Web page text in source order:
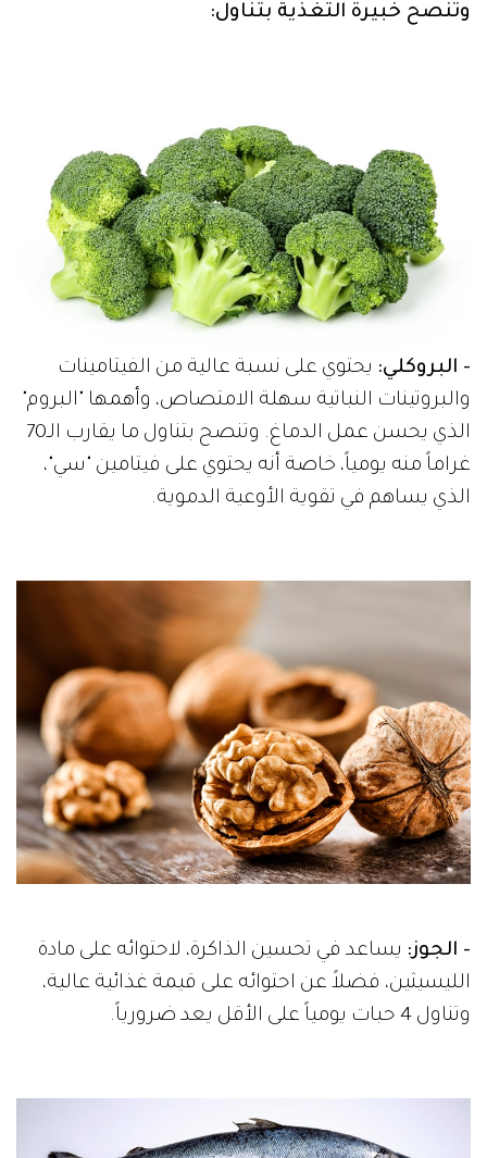
وتنصح خبيرة التغذية بتناول:
- البروكلي: يحتوي على نسبة عالية من الفيتامينات
والبروتينات النباتية سهلة الامتصاص، وأهمها "البروم"
الذي يحسن عمل الدماغ. وتنصح بتناول ما يقارب الـ70
غراماً منه يومياً، خاصة أنه يحتوي على فيتامين "سي"،
الذي يساهم في تقوية الأوعية الدموية.
- الجوز: يساعد في تحسين الذاكرة، لاحتوائه على مادة
الليسيثين، فضلاً عن احتوائه على قيمة غذائية عالية،
وتناول 4 حبات يومياً على الأقل يعد ضرورياً.